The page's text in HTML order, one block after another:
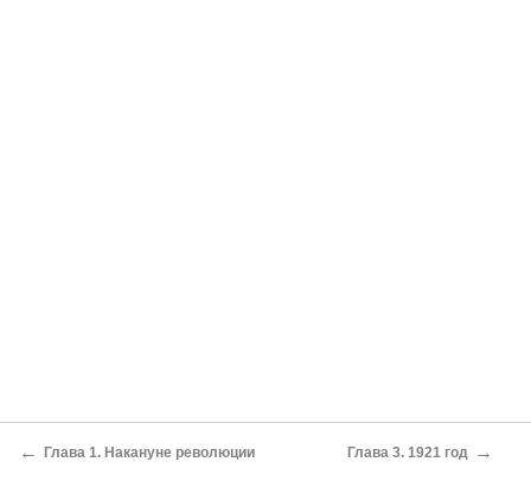
← Глава 1. Накануне революции Глава 3. 1921 год →